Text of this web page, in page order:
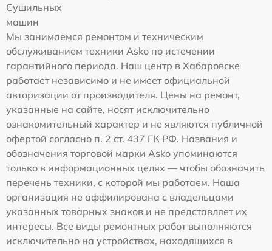
Сушильных
машин
Мы занимаемся ремонтом и техническим
обслуживанием техники Asko по истечении
гарантийного периода. Наш центр в Хабаровске
работает независимо и не имеет официальной
авторизации от производителя. Цены на ремонт,
указанные на сайте, носят исключительно
ознакомительный характер и не являются публичной
офертой согласно п. 2 ст. 437 ГК РФ. Названия и
обозначения торговой марки Asko упоминаются
только в информационных целях — чтобы обозначить
перечень техники, с которой мы работаем. Наша
организация не аффилирована с владельцами
указанных товарных знаков и не представляет их
интересы. Все виды ремонтных работ выполняются
исключительно на устройствах, находящихся в